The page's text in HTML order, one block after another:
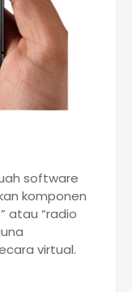
software
komponen
atau “radio
virtual.